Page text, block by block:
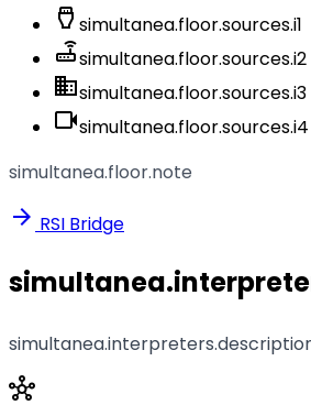
settings_input_hdmi simultanea.floor.sources.i1
routersimultanea.floor.sources.i2
domainsimultanea.floor.sources.i3
videocamsimultanea.floor.sources.i4
simultanea.floor.note
arrow_forward RSI Bridge
hub